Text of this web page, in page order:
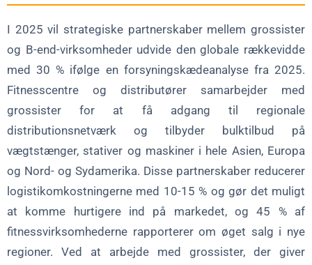
I 2025 vil strategiske partnerskaber mellem grossister
og B-end-virksomheder udvide den globale rækkevidde
med 30 % ifølge en forsyningskædeanalyse fra 2025.
Fitnesscentre og distributører samarbejder med
grossister for at få adgang til regionale
distributionsnetværk og tilbyder bulktilbud på
vægtstænger, stativer og maskiner i hele Asien, Europa
og Nord- og Sydamerika. Disse partnerskaber reducerer
logistikomkostningerne med 10-15 % og gør det muligt
at komme hurtigere ind på markedet, og 45 % af
fitnessvirksomhederne rapporterer om øget salg i nye
regioner. Ved at arbejde med grossister, der giver